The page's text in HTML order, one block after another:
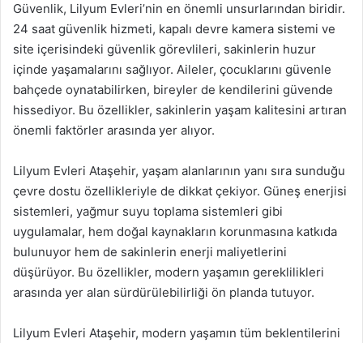
Güvenlik, Lilyum Evleri’nin en önemli unsurlarından biridir.
24 saat güvenlik hizmeti, kapalı devre kamera sistemi ve
site içerisindeki güvenlik görevlileri, sakinlerin huzur
içinde yaşamalarını sağlıyor. Aileler, çocuklarını güvenle
bahçede oynatabilirken, bireyler de kendilerini güvende
hissediyor. Bu özellikler, sakinlerin yaşam kalitesini artıran
önemli faktörler arasında yer alıyor.
Lilyum Evleri Ataşehir, yaşam alanlarının yanı sıra sunduğu
çevre dostu özellikleriyle de dikkat çekiyor. Güneş enerjisi
sistemleri, yağmur suyu toplama sistemleri gibi
uygulamalar, hem doğal kaynakların korunmasına katkıda
bulunuyor hem de sakinlerin enerji maliyetlerini
düşürüyor. Bu özellikler, modern yaşamın gereklilikleri
arasında yer alan sürdürülebilirliği ön planda tutuyor.
Lilyum Evleri Ataşehir, modern yaşamın tüm beklentilerini